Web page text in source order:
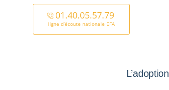
01.40.05.57.79
ligne d’écoute nationale EFA
L’adoption